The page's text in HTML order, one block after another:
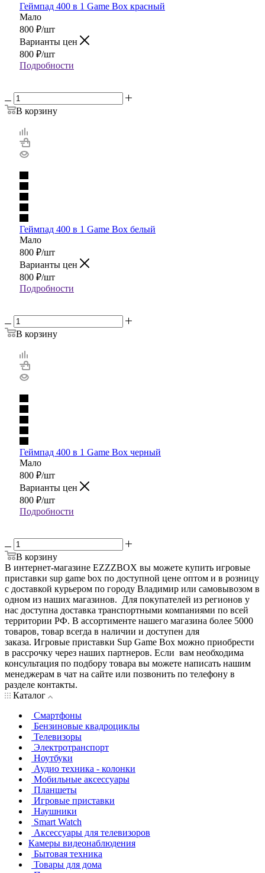
Геймпад 400 в 1 Game Box красный
Мало
800 ₽/шт
Варианты цен
800 ₽/шт
Подробности
В корзину
Геймпад 400 в 1 Game Box белый
Мало
800 ₽/шт
Варианты цен
800 ₽/шт
Подробности
В корзину
Геймпад 400 в 1 Game Box черный
Мало
800 ₽/шт
Варианты цен
800 ₽/шт
Подробности
В корзину
В интернет-магазине EZZZBOX вы можете купить игровые
приставки sup game box по доступной цене оптом и в розницу
с доставкой курьером по городу Владимир или самовывозом в
одном из наших магазинов. Для покупателей из регионов у
нас доступна доставка транспортными компаниями по всей
территории РФ. В ассортименте нашего магазина более 5000
товаров, товар всегда в наличии и доступен для
заказа. Игровые приставки Sup Game Box можно приобрести
в рассрочку через наших партнеров. Если вам необходима
консультация по подбору товара вы можете написать нашим
менеджерам в чат на сайте или позвонить по телефону в
разделе контакты.
Каталог
Смартфоны
Бензиновые квадроциклы
Телевизоры
Электротранспорт
Ноутбуки
Аудио техника - колонки
Мобильные аксессуары
Планшеты
Игровые приставки
Наушники
Smart Watch
Аксессуары для телевизоров
Камеры видеонаблюдения
Бытовая техника
Товары для дома